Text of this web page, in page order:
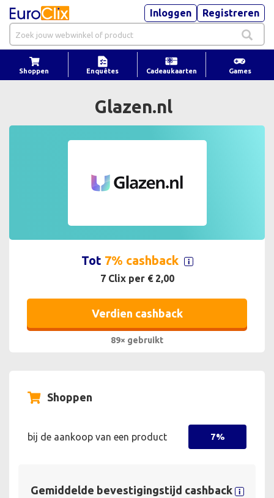
Inloggen Registreren
Shoppen Enquêtes Cadeaukaarten Games
Glazen.nl
Tot 7% cashback
7 Clix per € 2,00
Verdien cashback
89× gebruikt
Shoppen
bij de aankoop van een product 7%
Gemiddelde bevestigingstijd cashback